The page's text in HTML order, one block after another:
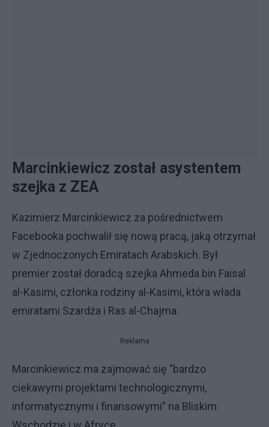
Marcinkiewicz został asystentem
szejka z ZEA
Kazimierz Marcinkiewicz za pośrednictwem
Facebooka pochwalił się nową pracą, jaką otrzymał
w Zjednoczonych Emiratach Arabskich. Był
premier został doradcą szejka Ahmeda bin Faisal
al-Kasimi, członka rodziny al-Kasimi, która włada
emiratami Szardża i Ras al-Chajma.
Reklama
Marcinkiewicz ma zajmować się "bardzo
ciekawymi projektami technologicznymi,
informatycznymi i finansowymi" na Bliskim